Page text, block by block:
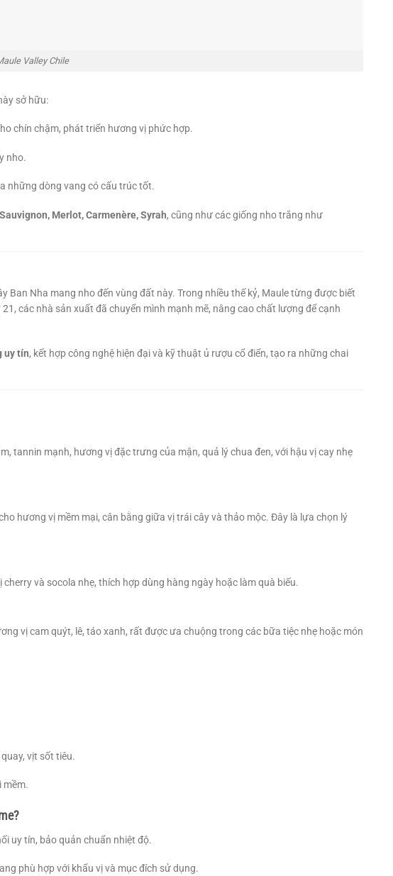
Valley Chile
sở hữu:
chín chậm, phát triển hương vị phức hợp.
nho.
những dòng vang có cấu trúc tốt.
Merlot, Carmenère, Syrah, cũng như các giống nho trắng như
Nha mang nho đến vùng đất này. Trong nhiều thế kỷ, Maule từng được biết
các nhà sản xuất đã chuyển mình mạnh mẽ, nâng cao chất lượng để cạnh
uy tín, kết hợp công nghệ hiện đại và kỹ thuật ủ rượu cổ điển, tạo ra những chai
tannin mạnh, hương vị đặc trưng của mận, quả lý chua đen, với hậu vị cay nhẹ
hương vị mềm mại, cân bằng giữa vị trái cây và thảo mộc. Đây là lựa chọn lý
và socola nhẹ, thích hợp dùng hàng ngày hoặc làm quà biếu.
vị cam quýt, lê, táo xanh, rất được ưa chuộng trong các bữa tiệc nhẹ hoặc món
vịt sốt tiêu.
mềm.
uy tín, bảo quản chuẩn nhiệt độ.
phù hợp với khẩu vị và mục đích sử dụng.